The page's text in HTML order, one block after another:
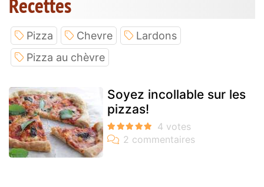
Pizza Chevre
Lardons
Pizza au chèvre
Soyez incollable sur les
pizzas!